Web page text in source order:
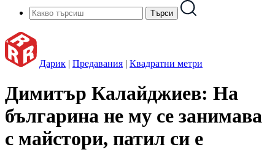
Дарик | Предавания | Квадратни метри
Димитър Калайджиев: На
българина не му се занимава
с майстори, патил си е